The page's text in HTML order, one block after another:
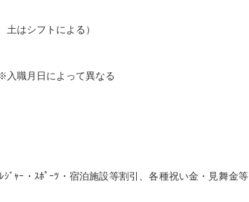
はシフトによる）
職月日によって異なる
ﾞｬｰ・ｽﾎﾟｰﾂ・宿泊施設等割引、各種祝い金・見舞金等